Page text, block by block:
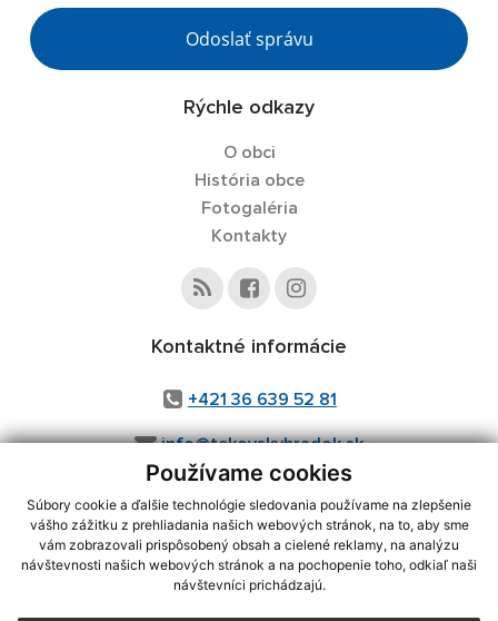
Používame cookies
Súbory cookie a ďalšie technológie sledovania používame na zlepšenie
vášho zážitku z prehliadania našich webových stránok, na to, aby sme
vám zobrazovali prispôsobený obsah a cielené reklamy, na analýzu
návštevnosti našich webových stránok a na pochopenie toho, odkiaľ naši
návštevníci prichádzajú.
Odoslať správu
Rýchle odkazy
O obci
História obce
Fotogaléria
Kontakty
Kontaktné informácie
+421 36 639 52 81
info@tekovskyhradok.sk
využite možnosť získavania aktuálnych informácií s využitím RSS
CMS systém (redakčný) systém ECHELON 2,Mapa stránok,web portál
webex.digital, s.r.o.,domény,registrácia domény